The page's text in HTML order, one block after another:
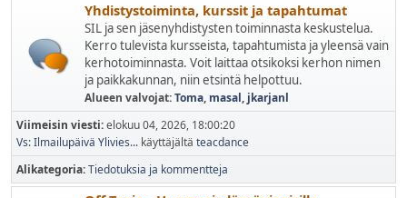
Yhdistystoiminta, kurssit ja tapahtumat
SIL ja sen jäsenyhdistysten toiminnasta keskustelua.
Kerro tulevista kursseista, tapahtumista ja yleensä vain
kerhotoiminnasta. Voit laittaa otsikoksi kerhon nimen
ja paikkakunnan, niin etsintä helpottuu.
Alueen valvojat:Toma, masal, jkarjanl
Viimeisin viesti:elokuu 04, 2026, 18:00:20
Vs: Ilmailupäivä Ylivies... käyttäjältä teacdance
Alikategoria Tiedotuksia ja kommentteja